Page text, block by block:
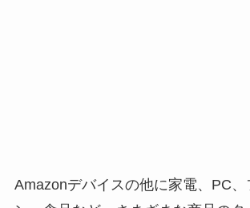
Amazonデバイスの他に家電、PC、